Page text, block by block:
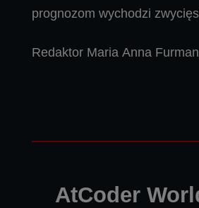
prognozom wychodzi
Redaktor Maria Anna Furman
AtCoder